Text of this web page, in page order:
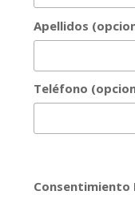
Apellidos
Teléfono
Consentimiento